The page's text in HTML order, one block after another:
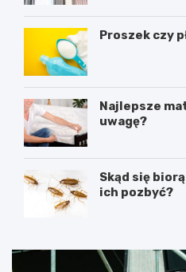
Proszek czy
Najlepsze
uwagę?
Skąd się
ich pozbyć?